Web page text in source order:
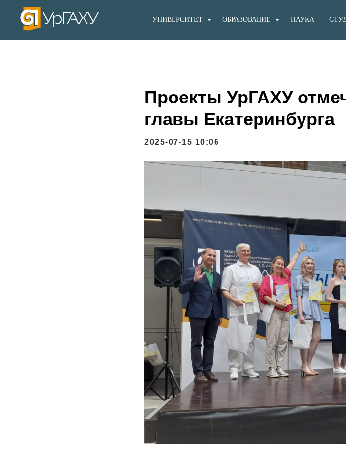
УНИВЕРСИТЕТ ОБРАЗОВАНИЕ НАУКА
Проекты УрГАХУ
главы Екатеринбурга
2025-07-15 10:06